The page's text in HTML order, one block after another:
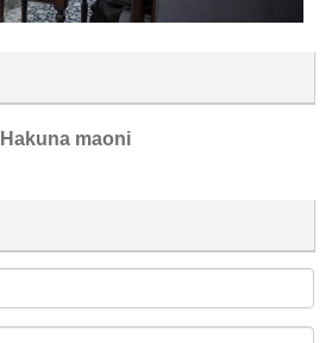
Hakuna maoni